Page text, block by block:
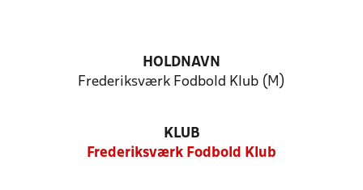
HOLDNAVN
Frederiksværk Fodbold Klub (M)
KLUB
Frederiksværk Fodbold Klub